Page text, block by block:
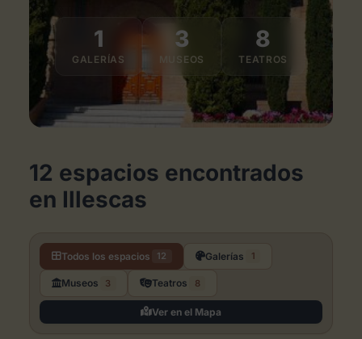
1
GALERÍAS
3
MUSEOS
8
TEATROS
Espacios de Arte en Illescas
12 espacios encontrados
en Illescas
Todos los espacios 12 Galerías 1
Museos 3 Teatros 8
Ver en el Mapa